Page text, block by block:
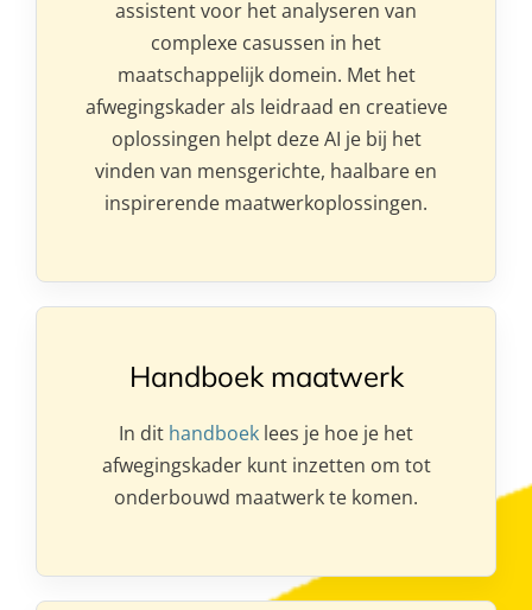
assistent voor het analyseren van
complexe casussen in het
maatschappelijk domein. Met het
afwegingskader als leidraad en creatieve
oplossingen helpt deze AI je bij het
vinden van mensgerichte, haalbare en
inspirerende maatwerkoplossingen.
Handboek maatwerk
In dit handboek lees je hoe je het
afwegingskader kunt inzetten om tot
onderbouwd maatwerk te komen.